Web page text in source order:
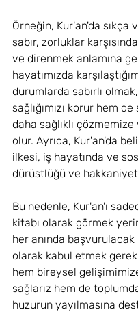
Örneğin, Kur'an'da sıkça
sabır, zorluklar
ve direnmek anlamına
hayatımızda
durumlarda sabırlı
sağlığımızı korur hem de
daha sağlıklı çözmemize
olur. Ayrıca, Kur'an'da
ilkesi, iş hayatında ve
dürüstlüğü ve
Bu nedenle, Kur'an'ı
kitabı olarak görmek
her anında
olarak kabul etmek
hem bireysel
sağlarız hem de
huzurun yayılmasına